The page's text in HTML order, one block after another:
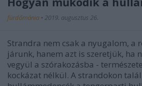
fürdőmánia • 2019. augusztus 26.
Strandra nem csak a nyugalom, a
járunk, hanem azt is szeretjük, ha
vegyül a szórakozásba -
kockázat nélkül. A strandokon